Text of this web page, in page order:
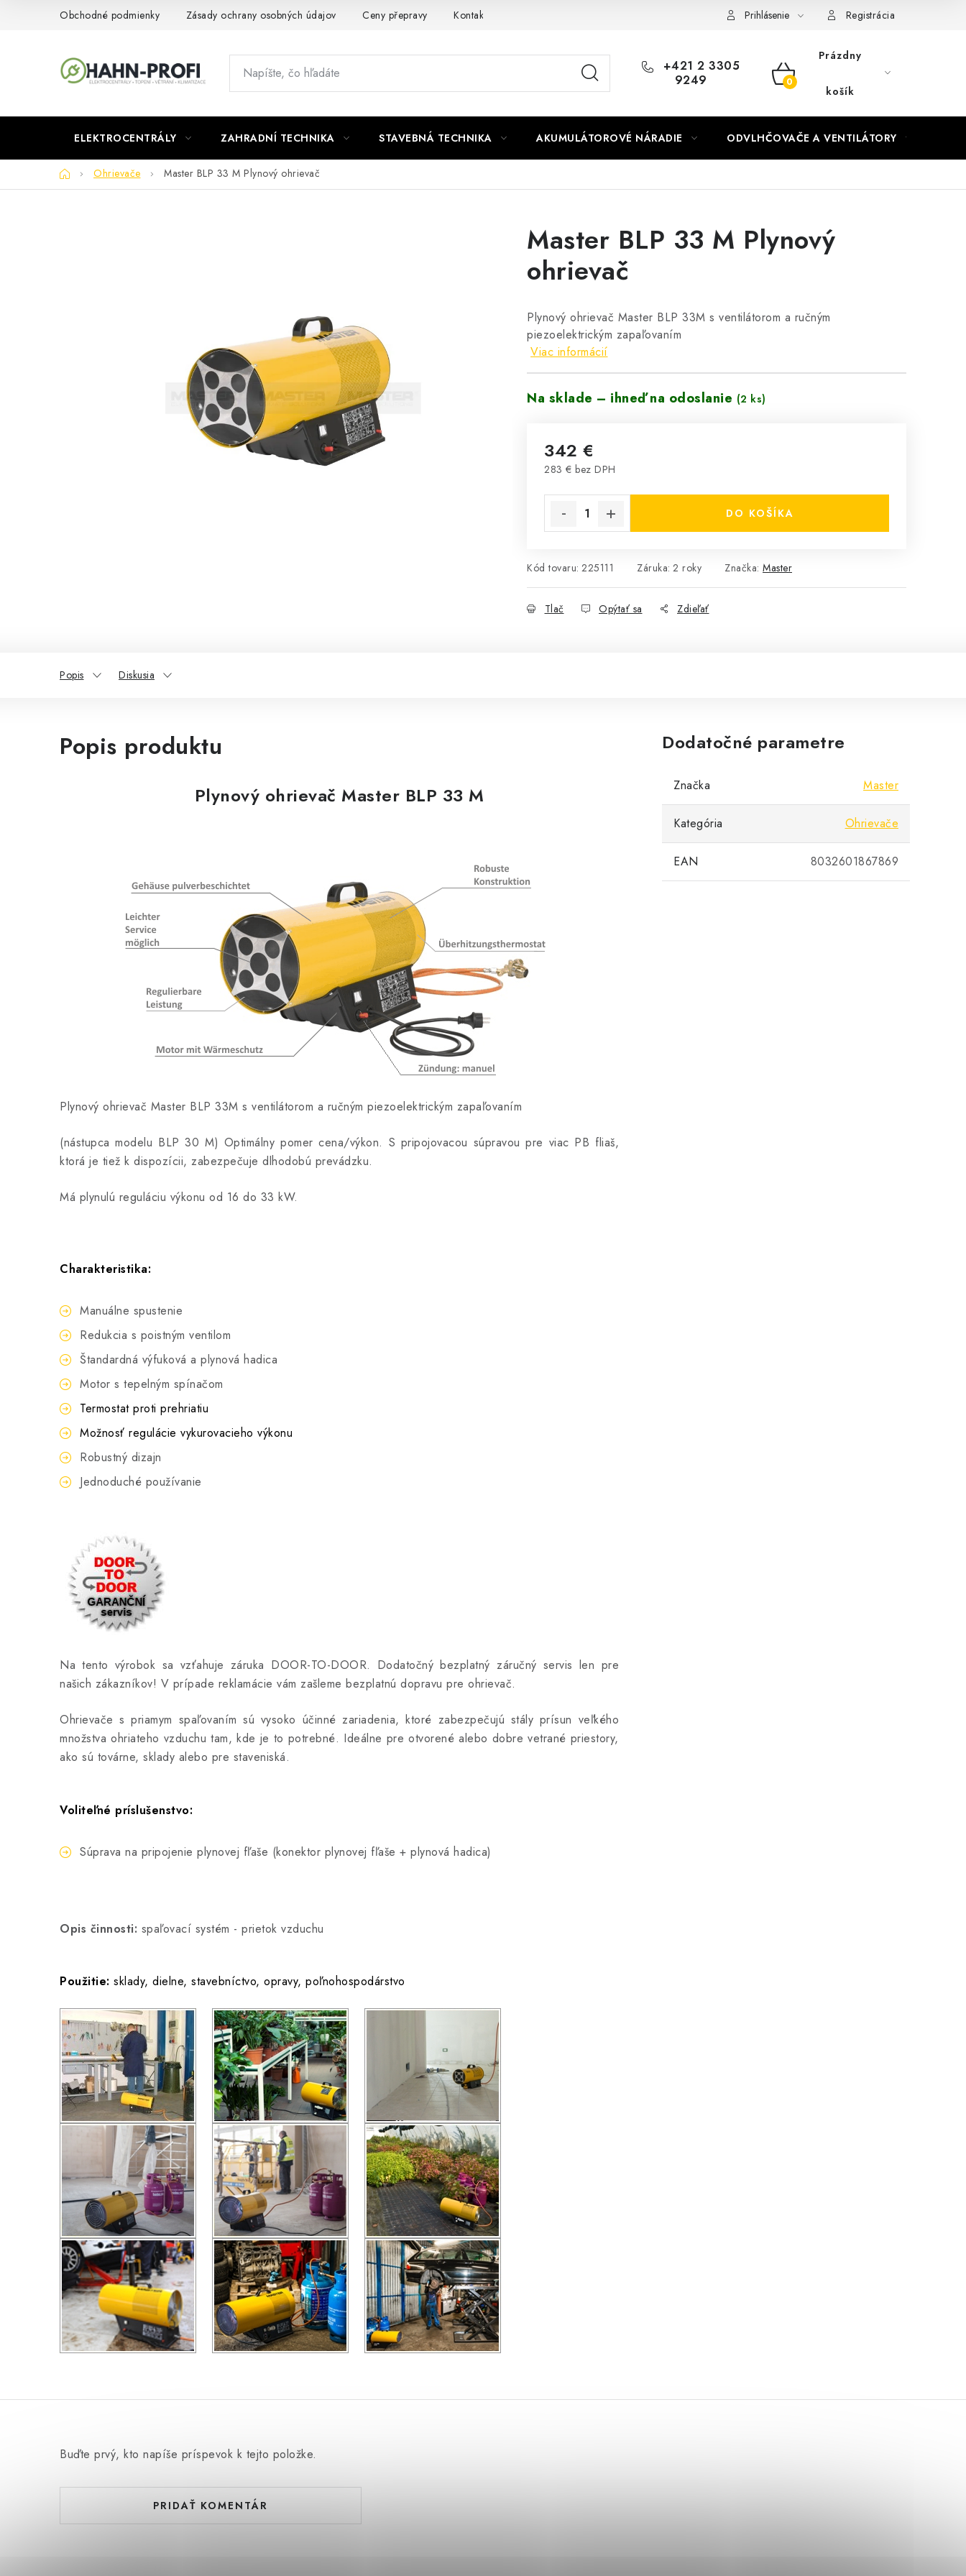
Obchodné podmienky Zásady ochrany osobných údajov Ceny přepravy Kontakty Prihlásenie Registrácia
+421 2 3305
9249
NÁKUPNÝ
Prázdny
košík
ELEKTROCENTRÁLY ZAHRADNÍ TECHNIKA STAVEBNÁ TECHNIKA AKUMULÁTOROVÉ NÁRADIE ODVLHČOVAČE A VENTILÁTORY
DomovOhrievače Master BLP 33 M Plynový ohrievač
Master BLP 33 M Plynový
ohrievač
Plynový ohrievač Master BLP 33M s ventilátorom a ručným
piezoelektrickým zapaľovaním
Viac informácií
Na sklade – ihneď na odoslanie (2 ks)
342 €
283 € bez DPH
DO KOŠÍKA
Kód tovaru: 225111 Záruka: 2 roky Značka: Master
Tlač Opýtať sa Zdieľať
Popis Diskusia
Popis produktu
Plynový ohrievač Master BLP 33 M
Plynový ohrievač Master BLP 33M s ventilátorom a ručným piezoelektrickým zapaľovaním
(nástupca modelu BLP 30 M) Optimálny pomer cena/výkon. S pripojovacou súpravou pre viac PB fliaš,
ktorá je tiež k dispozícii, zabezpečuje dlhodobú prevádzku.
Má plynulú reguláciu výkonu od 16 do 33 kW.
Charakteristika:
Manuálne spustenie
Redukcia s poistným ventilom
Štandardná výfuková a plynová hadica
Motor s tepelným spínačom
Termostat proti prehriatiu
Možnosť regulácie vykurovacieho výkonu
Robustný dizajn
Jednoduché používanie
Na tento výrobok sa vzťahuje záruka DOOR-TO-DOOR. Dodatočný bezplatný záručný servis len pre
našich zákazníkov! V prípade reklamácie vám zašleme bezplatnú dopravu pre ohrievač.
Ohrievače s priamym spaľovaním sú vysoko účinné zariadenia, ktoré zabezpečujú stály prísun veľkého
množstva ohriateho vzduchu tam, kde je to potrebné. Ideálne pre otvorené alebo dobre vetrané priestory,
ako sú továrne, sklady alebo pre staveniská.
Voliteľné príslušenstvo:
Súprava na pripojenie plynovej fľaše (konektor plynovej fľaše + plynová hadica)
Opis činnosti: spaľovací systém - prietok vzduchu
Použitie: sklady, dielne, stavebníctvo, opravy, poľnohospodárstvo
Dodatočné parametre
Značka Master
Kategória Ohrievače
EAN 8032601867869
Buďte prvý, kto napíše príspevok k tejto položke.
PRIDAŤ KOMENTÁR